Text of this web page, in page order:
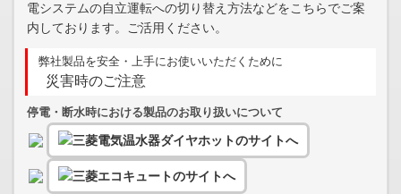
電システムの自立運転への切り替え方法などをこちらでご案
内しております。ご活用ください。
弊社製品を安全・上手にお使いいただくために
災害時のご注意
停電・断水時における製品のお取り扱いについて